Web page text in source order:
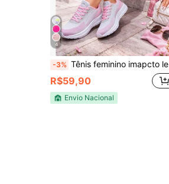
4
-3% Tênis feminino imapcto leve confortavel lançamento treino academia beach Desportivo Tecido Nenhum feminino mulher Academia e fitness todas
R$59,90
Envio Nacional